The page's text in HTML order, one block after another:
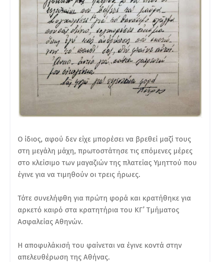
Ο ίδιος, αφού δεν είχε μπορέσει να βρεθεί μαζί τους
στη μεγάλη μάχη, πρωτοστάτησε τις επόμενες μέρες
στο κλείσιμο των μαγαζιών της πλατείας Υμηττού που
έγινε για να τιμηθούν οι τρεις ήρωες.
Τότε συνελήφθη για πρώτη φορά και κρατήθηκε για
αρκετό καιρό στα κρατητήρια του ΚΓ’ Τμήματος
Ασφαλείας Αθηνών.
Η αποφυλάκισή του φαίνεται να έγινε κοντά στην
απελευθέρωση της Αθήνας.